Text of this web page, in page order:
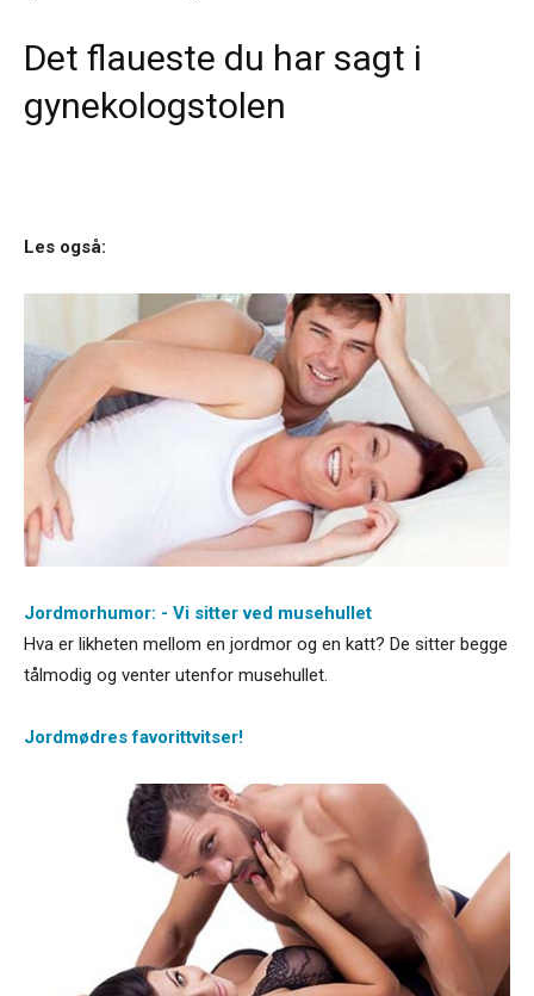
Det flaueste du har sagt i
gynekologstolen
Les også:
Jordmorhumor: - Vi sitter ved musehullet
Hva er likheten mellom en jordmor og en katt? De sitter begge
tålmodig og venter utenfor musehullet.
Jordmødres favorittvitser!